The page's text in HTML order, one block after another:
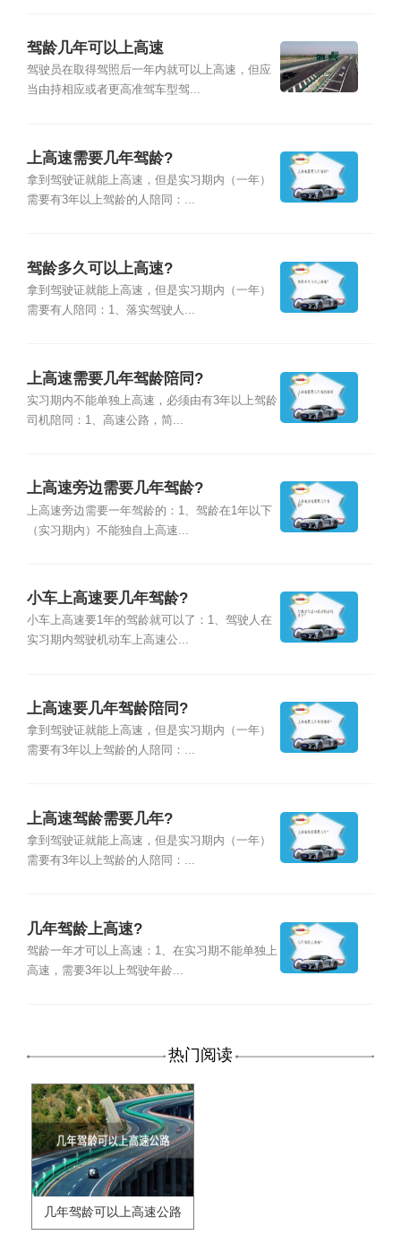
驾龄几年可以上高速
驾驶员在取得驾照后一年内就可以上高速，但应
当由持相应或者更高准驾车型驾...
上高速需要几年驾龄?
拿到驾驶证就能上高速，但是实习期内（一年）
需要有3年以上驾龄的人陪同：...
驾龄多久可以上高速?
拿到驾驶证就能上高速，但是实习期内（一年）
需要有人陪同：1、落实驾驶人...
上高速需要几年驾龄陪同?
实习期内不能单独上高速，必须由有3年以上驾龄
司机陪同：1、高速公路，简...
上高速旁边需要几年驾龄?
上高速旁边需要一年驾龄的：1、驾龄在1年以下
（实习期内）不能独自上高速...
小车上高速要几年驾龄?
小车上高速要1年的驾龄就可以了：1、驾驶人在
实习期内驾驶机动车上高速公...
上高速要几年驾龄陪同?
拿到驾驶证就能上高速，但是实习期内（一年）
需要有3年以上驾龄的人陪同：...
上高速驾龄需要几年?
拿到驾驶证就能上高速，但是实习期内（一年）
需要有3年以上驾龄的人陪同：...
几年驾龄上高速?
驾龄一年才可以上高速：1、在实习期不能单独上
高速，需要3年以上驾驶年龄...
热门阅读
几年驾龄可以上高速公路